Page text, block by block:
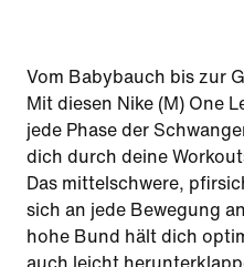
Vom Babybauch bis zur
Mit diesen Nike (M) One
jede Phase der
dich durch deine
Das mittelschwere,
sich an jede Bewegung
hohe Bund hält dich
auch leicht